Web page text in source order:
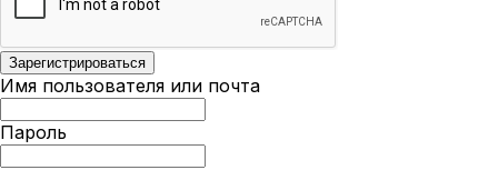
Имя пользователя или почта
Пароль